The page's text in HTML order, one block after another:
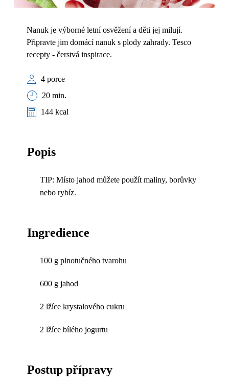
Nanuk je výborné letní osvěžení a děti jej milují.
Připravte jim domácí nanuk s plody zahrady. Tesco
recepty - čerstvá inspirace.
4 porce
20 min.
144 kcal
Popis
TIP: Místo jahod můžete použít maliny, borůvky
nebo rybíz.
Ingredience
100 g plnotučného tvarohu
600 g jahod
2 lžíce krystalového cukru
2 lžíce bílého jogurtu
Postup přípravy